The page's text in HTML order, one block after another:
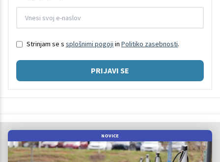
Strinjam se s splošnimi pogoji in Politiko zasebnosti.
PRIJAVI SE
NOVICE